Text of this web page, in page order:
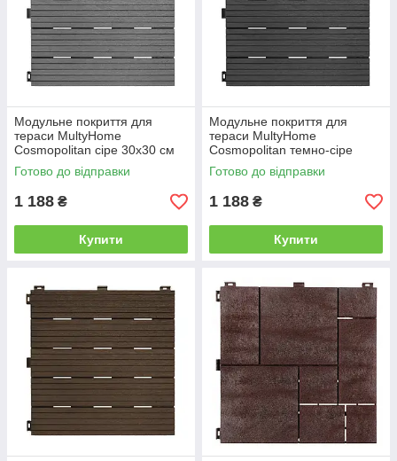
Модульне покриття для
тераси MultyHome
Cosmopolitan сіре 30х30 см
Готово до відправки
1 188 ₴
Купити
Модульне покриття для
тераси MultyHome
Cosmopolitan темно-сіре
30х30 см
Готово до відправки
1 188 ₴
Купити